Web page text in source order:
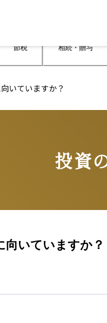
節税 相続・贈与
いていますか？
投資
いていますか？